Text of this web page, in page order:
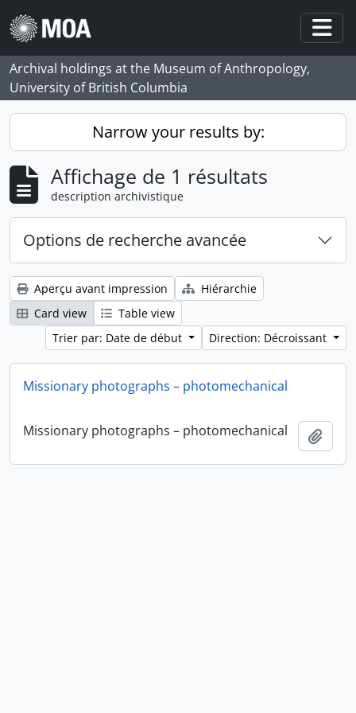
Skip to main content
Archival holdings at the Museum of Anthropology,
University of British Columbia
Narrow your results by:
Affichage de 1 résultats
description archivistique
Options de recherche avancée
Aperçu avant impression
Hiérarchie
Card view
Table view
Trier par: Date de début
Direction: Décroissant
Missionary photographs – photomechanical
Missionary photographs – photomechanical